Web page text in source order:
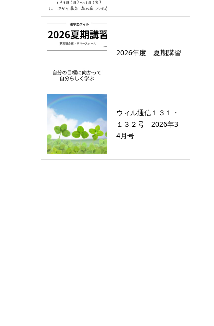
2026年度 夏期講習
ウィル通信１３１・
１３２号 2026年3ｰ
4月号